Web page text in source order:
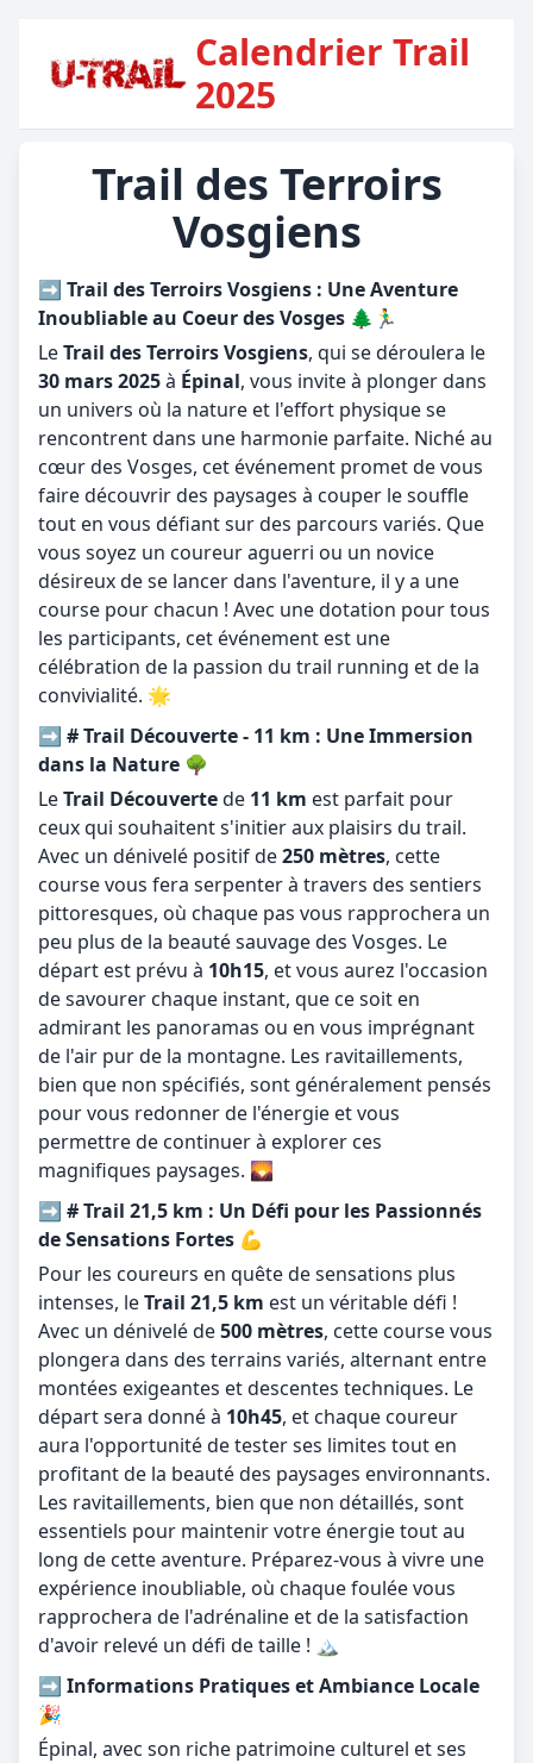
Calendrier Trail
2025
Trail des Terroirs
Vosgiens
➡️ Trail des Terroirs Vosgiens : Une Aventure
Inoubliable au Coeur des Vosges 🌲🏃‍♂️
LeTrail des Terroirs Vosgiens, qui se déroulera le
30 mars 2025à Épinal, vous invite à plonger dans
un univers où la nature et l'effort physique se
rencontrent dans une harmonie parfaite. Niché au
cœur des Vosges, cet événement promet de vous
faire découvrir des paysages à couper le souffle
tout en vous défiant sur des parcours variés. Que
vous soyez un coureur aguerri ou un novice
désireux de se lancer dans l'aventure, il y a une
course pour chacun ! Avec une dotation pour tous
les participants, cet événement est une
célébration de la passion du trail running et de la
convivialité. 🌟
➡️ # Trail Découverte - 11 km : Une Immersion
dans la Nature 🌳
LeTrail Découvertede 11 km est parfait pour
ceux qui souhaitent s'initier aux plaisirs du trail.
Avec un dénivelé positif de250 mètres, cette
course vous fera serpenter à travers des sentiers
pittoresques, où chaque pas vous rapprochera un
peu plus de la beauté sauvage des Vosges. Le
départ est prévu à 10h15, et vous aurez l'occasion
de savourer chaque instant, que ce soit en
admirant les panoramas ou en vous imprégnant
de l'air pur de la montagne. Les ravitaillements,
bien que non spécifiés, sont généralement pensés
pour vous redonner de l'énergie et vous
permettre de continuer à explorer ces
magnifiques paysages. 🌄
➡️ # Trail 21,5 km : Un Défi pour les Passionnés
de Sensations Fortes 💪
Pour les coureurs en quête de sensations plus
intenses, leTrail 21,5 km est un véritable défi !
Avec un dénivelé de500 mètres, cette course vous
plongera dans des terrains variés, alternant entre
montées exigeantes et descentes techniques. Le
départ sera donné à 10h45, et chaque coureur
aura l'opportunité de tester ses limites tout en
profitant de la beauté des paysages environnants.
Les ravitaillements, bien que non détaillés, sont
essentiels pour maintenir votre énergie tout au
long de cette aventure. Préparez-vous à vivre une
expérience inoubliable, où chaque foulée vous
rapprochera de l'adrénaline et de la satisfaction
d'avoir relevé un défi de taille ! 🏔️
➡️ Informations Pratiques et Ambiance Locale
🎉
Épinal, avec son riche patrimoine culturel et ses